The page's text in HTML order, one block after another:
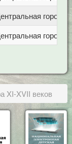
XI-XVII веков